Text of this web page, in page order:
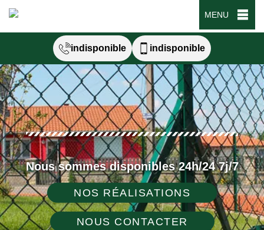
MENU
indisponible indisponible
Nous sommes disponibles 24h/24 7j/7
NOS RÉALISATIONS
NOUS CONTACTER